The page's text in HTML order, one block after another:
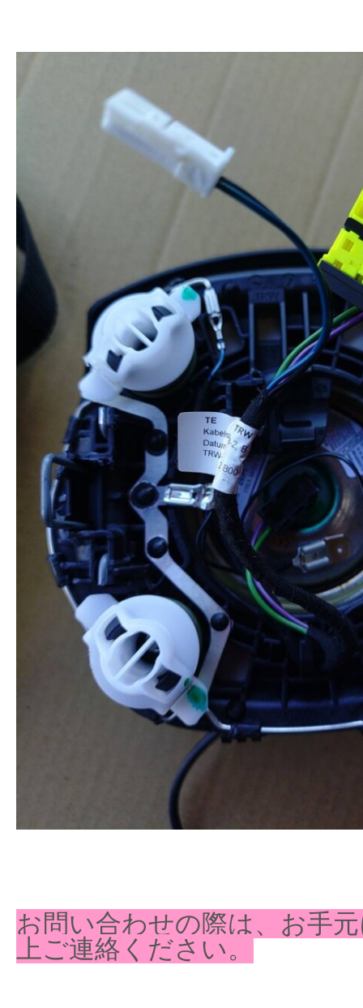
お問い合わせの際は、お手
上ご連絡ください。